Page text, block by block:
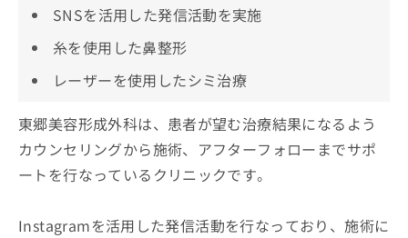
SNSを活用した発信活動を実施
糸を使用した鼻整形
レーザーを使用したシミ治療
東郷美容形成外科は、患者が望む治療結果になるよう
カウンセリングから施術、アフターフォローまでサポ
ートを行なっているクリニックです。
Instagramを活用した発信活動を行なっており、施術に